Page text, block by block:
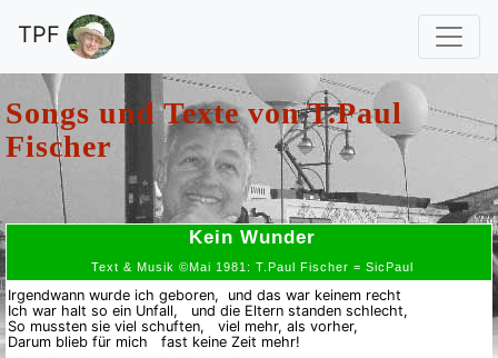
TPF
Songs und Texte vonT.Paul
Fischer
Kein Wunder
Text & Musik ©Mai 1981: T.Paul Fischer = SicPaul
Irgendwann wurde ich geboren,
und das war keinem recht
Ich war halt so ein Unfall,
und die Eltern standen schlecht,
So mussten sie viel schuften,
viel mehr, als vorher,
Darum blieb für mich
fast keine Zeit mehr!